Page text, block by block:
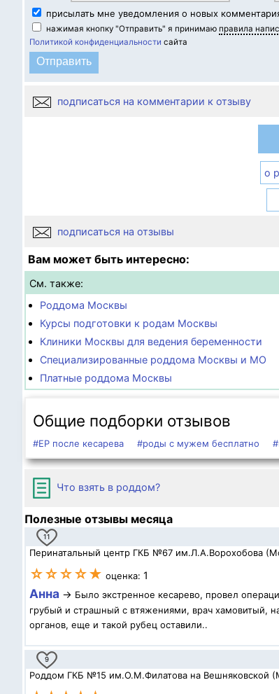
присылать мне уведомления о новых
нажимая кнопку "Отправить" я принимаю правила
Политикой конфиденциальности сайта
подписаться на комментарии к отзыву
о
подписаться на отзывы
Вам может быть интересно:
См. также:
Роддома Москвы
Курсы подготовки к родам Москвы
Клиники Москвы для ведения беременности
Специализированные роддома Москвы и МО
Платные роддома Москвы
Общие подборки отзывов
#ЕР после кесарева #роды с мужем бесплатно
Что взять в роддом?
Полезные отзывы месяца
11
Перинатальный центр ГКБ №67 им.Л.А.Ворохобова
☆☆☆☆★ оценка: 1
Анна → Было экстренное кесарево, провел
грубый и страшный с втяжениями, врач хамовитый,
органов, еще и такой рубец оставили..
9
Роддом ГКБ №15 им.О.М.Филатова на Вешняковской